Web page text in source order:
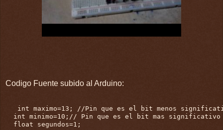
Codigo Fuente subido al Arduino:
int maximo=13; //Pin que es el bit menos
  int minimo=10;// Pin que es el bit mas significativo
  float segundos=1;